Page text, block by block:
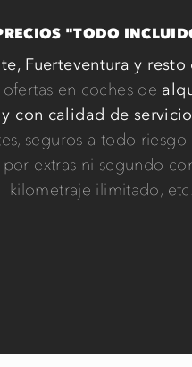
"TODO
Fuerteventura y resto
ofertas en coches de
con calidad de servicio
seguros a todo riesgo
extras ni segundo
kilometraje ilimitado, etc.